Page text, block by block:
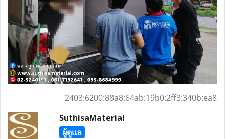
2403:6200:88a8:64ab:19b0:2ff3:340b:ea8
SuthisaMaterial
ผู้ดูแล